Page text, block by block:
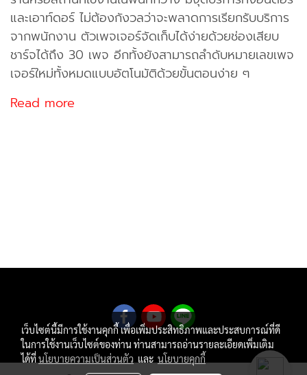
และเอาท์ดอร์ ไม่ต้องกังวลว่าจะพลาดการเรียกรับบริการ
จากพนักงาน ตัวเพจเจอร์จัดเก็บได้ง่ายด้วยช่องเสียบ
ชาร์จได้ถึง 30 เพจ อีกทั้งยังสามารถลำดับหมายเลขเพจ
เจอร์ใหม่ทั้งหมดแบบอัตโนมัติด้วยขั้นตอนง่าย ๆ
Read more
เว็บไซต์นี้มีการใช้งานคุกกี้ เพื่อเพิ่มประสิทธิภาพและประสบการณ์ที่ดี
ในการใช้งานเว็บไซต์ของท่าน ท่านสามารถอ่านรายละเอียดเพิ่มเติม
ได้ที่นโยบายความเป็นส่วนตัว และ นโยบายคุกกี้